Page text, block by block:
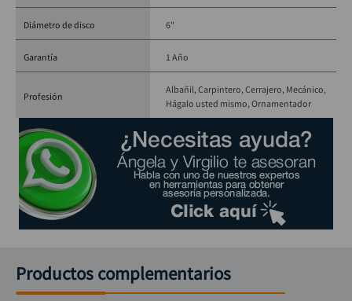
Diámetro de disco 6"
Garantía 1 Año
Profesión
Albañil Carpintero Cerrajero Mecánico
Hágalo usted mismo Ornamentador
Productos complementarios